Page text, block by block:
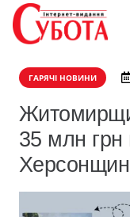
ГАРЯЧІ НОВИНИ
35 млн грн